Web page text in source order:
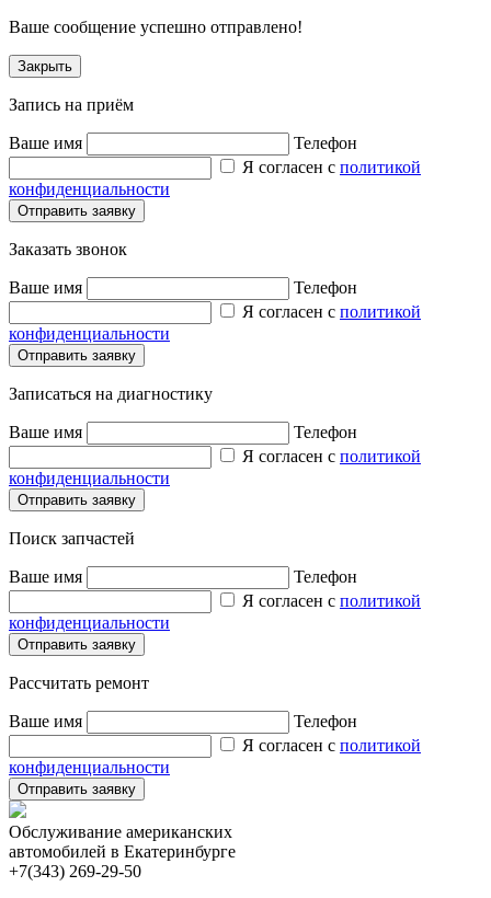
Ваше сообщение успешно отправлено!
Закрыть
Запись на приём
Ваше имя
Телефон
Я согласен с политикой
конфиденциальности
Заказать звонок
Ваше имя
Телефон
Я согласен с политикой
конфиденциальности
Записаться на диагностику
Ваше имя
Телефон
Я согласен с политикой
конфиденциальности
Поиск запчастей
Ваше имя
Телефон
Я согласен с политикой
конфиденциальности
Рассчитать ремонт
Ваше имя
Телефон
Я согласен с политикой
конфиденциальности
Обслуживание американских
автомобилей в Екатеринбурге
+7(343) 269-29-50